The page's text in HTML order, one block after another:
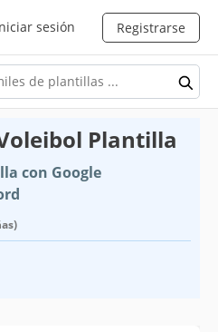
sesión Registrarse
Plantilla
con Google